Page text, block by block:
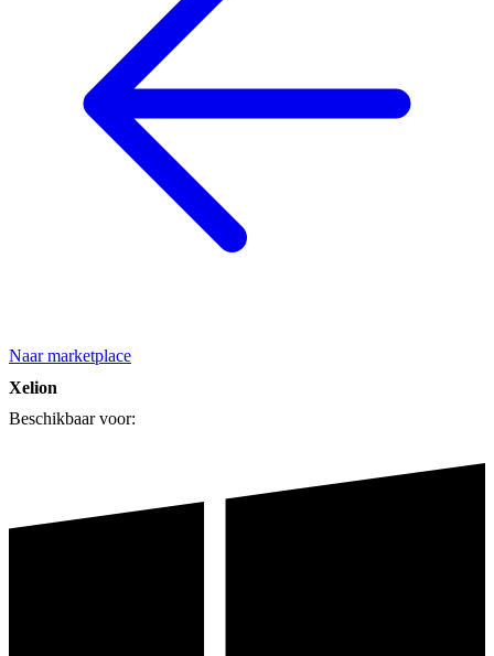
Naar marketplace
Xelion
Beschikbaar voor: